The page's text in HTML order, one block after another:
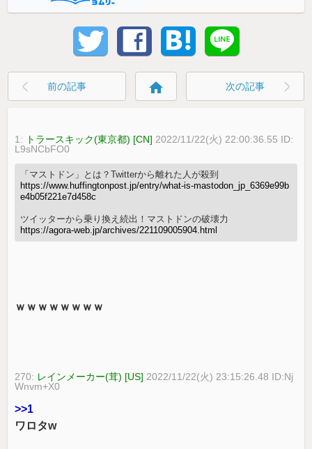
前の記事 home 次の記事
1: トラースキック(東京都) [CN] 2022/11/22(火) 22:00:36.55 ID:
L9sNCbFO0
「マストドン」とは？Twitterから離れた人が殺到
https://www.huffingtonpost.jp/entry/what-is-mastodon_jp_6369e99b
e4b05f221e7d458c
ツイッターから乗り換え続出！マストドンの破壊力
https://agora-web.jp/archives/221109005904.html
ｗｗｗｗｗｗｗｗ
270: レインメーカー(茸) [US] 2022/11/22(火) 23:15:26.48 ID:Nj
Wnvm+X0
>>1
ワロタw